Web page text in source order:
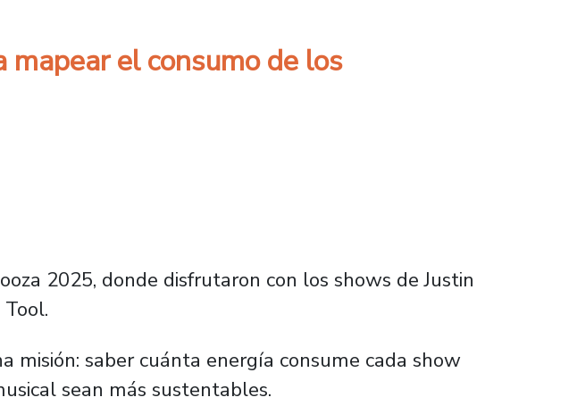
el consumo de los
2025, donde disfrutaron con los shows de Justin
misión: saber cuánta energía consume cada show
sean más sustentables.